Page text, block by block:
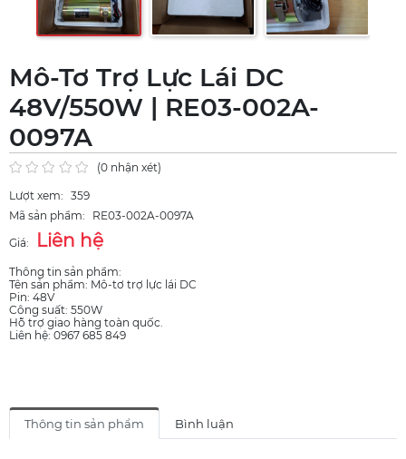
Mô-Tơ Trợ Lực Lái DC
48V/550W | RE03-002A-
0097A
(0 nhận xét)
Lượt xem: 359
Mã sản phẩm:
RE03-002A-0097A
Giá:
Liên hệ
Thông tin sản phẩm:
Tên sản phẩm: Mô-tơ trợ lực lái DC
Pin: 48V
Công suất: 550W
Hỗ trợ giao hàng toàn quốc.
Liên hệ: 0967 685 849
Thông tin sản phẩm Bình luận